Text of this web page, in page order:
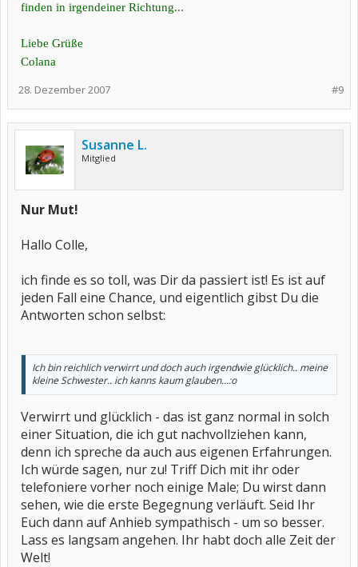
finden in irgendeiner Richtung...
Liebe Grüße
Colana
#9
28. Dezember 2007
Susanne L.
Mitglied
Nur Mut!
Hallo Colle,
ich finde es so toll, was Dir da passiert ist! Es ist auf
jeden Fall eine Chance, und eigentlich gibst Du die
Antworten schon selbst:
Ich bin reichlich verwirrt und doch auch irgendwie glücklich.. meine
kleine Schwester.. ich kanns kaum glauben...:o
Verwirrt und glücklich - das ist ganz normal in solch
einer Situation, die ich gut nachvollziehen kann,
denn ich spreche da auch aus eigenen Erfahrungen.
Ich würde sagen, nur zu! Triff Dich mit ihr oder
telefoniere vorher noch einige Male; Du wirst dann
sehen, wie die erste Begegnung verläuft. Seid Ihr
Euch dann auf Anhieb sympathisch - um so besser.
Lass es langsam angehen. Ihr habt doch alle Zeit der
Welt!